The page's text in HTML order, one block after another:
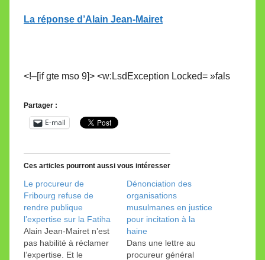
La réponse d’Alain Jean-Mairet
<!–[if gte mso 9]> <w:LsdException Locked= »fals
Partager :
E-mail
Ces articles pourront aussi vous intéresser
Le procureur de
Fribourg refuse de
rendre publique
l’expertise sur la Fatiha
Alain Jean-Mairet n’est
pas habilité à réclamer
l’expertise. Et le
Dénonciation des
organisations
musulmanes en justice
pour incitation à la
haine
Dans une lettre au
procureur général